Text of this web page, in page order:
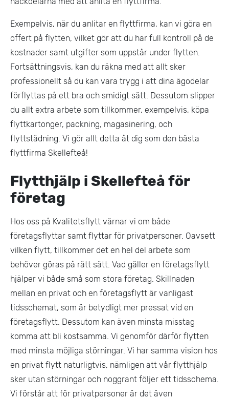
Exempelvis, när du anlitar en flyttfirma, kan vi göra en
offert på flytten, vilket gör att du har full kontroll på de
kostnader samt utgifter som uppstår under flytten.
Fortsättningsvis, kan du räkna med att allt sker
professionellt så du kan vara trygg i att dina ägodelar
förflyttas på ett bra och smidigt sätt. Dessutom slipper
du allt extra arbete som tillkommer, exempelvis, köpa
flyttkartonger, packning, magasinering, och
flyttstädning. Vi gör allt detta åt dig som den bästa
flyttfirma Skellefteå!
Flytthjälp i Skellefteå för
företag
Hos oss på Kvalitetsflytt värnar vi om både
företagsflyttar samt flyttar för privatpersoner. Oavsett
vilken flytt, tillkommer det en hel del arbete som
behöver göras på rätt sätt. Vad gäller en företagsflytt
hjälper vi både små som stora företag. Skillnaden
mellan en privat och en företagsflytt är vanligast
tidsschemat, som är betydligt mer pressat vid en
företagsflytt. Dessutom kan även minsta misstag
komma att bli kostsamma. Vi genomför därför flytten
med minsta möjliga störningar. Vi har samma vision hos
en privat flytt naturligtvis, nämligen att vår flytthjälp
sker utan störningar och noggrant följer ett tidsschema.
Vi förstår att för privatpersoner är det även